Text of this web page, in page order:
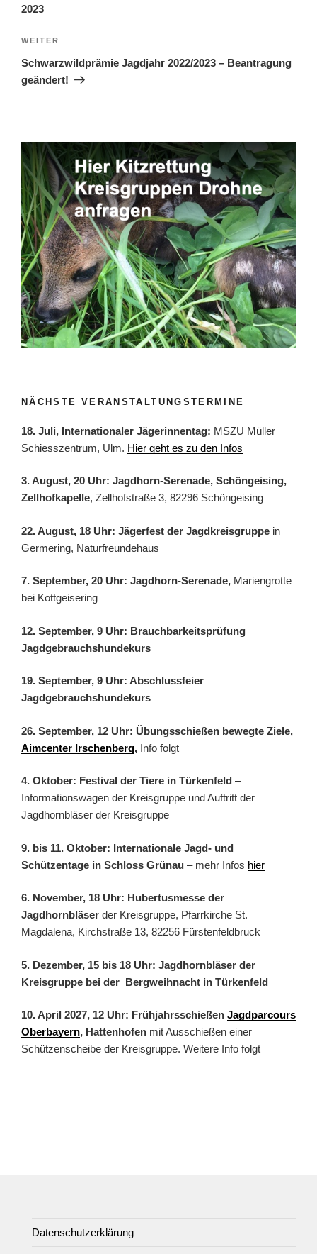
2023
Nächster
Beitrag
WEITER
Schwarzwildprämie Jagdjahr 2022/2023 – Beantragung
geändert!
NÄCHSTE VERANSTALTUNGSTERMINE
18. Juli, Internationaler Jägerinnentag: MSZU Müller
Schiesszentrum, Ulm. Hier geht es zu den Infos
3. August, 20 Uhr: Jagdhorn-Serenade, Schöngeising,
Zellhofkapelle, Zellhofstraße 3, 82296 Schöngeising
22. August, 18 Uhr: Jägerfest der Jagdkreisgruppe in
Germering, Naturfreundehaus
7. September, 20 Uhr: Jagdhorn-Serenade, Mariengrotte
bei Kottgeisering
12. September, 9 Uhr: Brauchbarkeitsprüfung
Jagdgebrauchshundekurs
19. September, 9 Uhr: Abschlussfeier
Jagdgebrauchshundekurs
26. September, 12 Uhr: Übungsschießen bewegte Ziele,
Aimcenter Irschenberg, Info folgt
4. Oktober: Festival der Tiere in Türkenfeld –
Informationswagen der Kreisgruppe und Auftritt der
Jagdhornbläser der Kreisgruppe
9. bis 11. Oktober: Internationale Jagd- und
Schützentage in Schloss Grünau – mehr Infos hier
6. November, 18 Uhr: Hubertusmesse der
Jagdhornbläser der Kreisgruppe, Pfarrkirche St.
Magdalena, Kirchstraße 13, 82256 Fürstenfeldbruck
5. Dezember, 15 bis 18 Uhr: Jagdhornbläser der
Kreisgruppe bei der Bergweihnacht in Türkenfeld
10. April 2027, 12 Uhr: Frühjahrsschießen Jagdparcours
Oberbayern, Hattenhofen mit Ausschießen einer
Schützenscheibe der Kreisgruppe. Weitere Info folgt
Datenschutzerklärung